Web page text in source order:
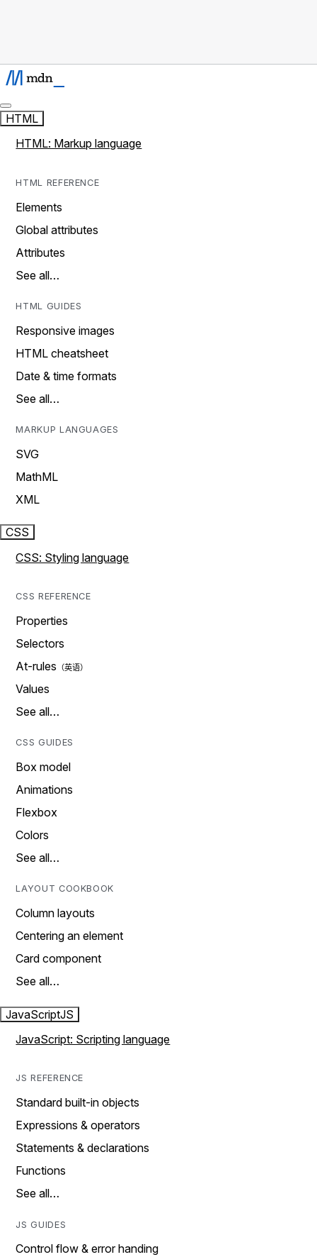
HTML
HTML: Markup language
HTML REFERENCE
Elements
Global attributes
Attributes
See all…
HTML GUIDES
Responsive images
HTML cheatsheet
Date & time formats
See all…
MARKUP LANGUAGES
SVG
MathML
XML
CSS
CSS: Styling language
CSS REFERENCE
Properties
Selectors
At-rules
Values
See all…
CSS GUIDES
Box model
Animations
Flexbox
Colors
See all…
LAYOUT COOKBOOK
Column layouts
Centering an element
Card component
See all…
JavaScriptJS
JavaScript: Scripting language
JS REFERENCE
Standard built-in objects
Expressions & operators
Statements & declarations
Functions
See all…
JS GUIDES
Control flow & error handing